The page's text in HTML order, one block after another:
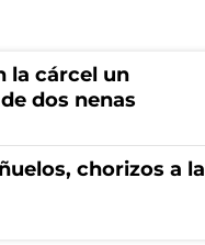
la cárcel un
dos nenas
chorizos a la